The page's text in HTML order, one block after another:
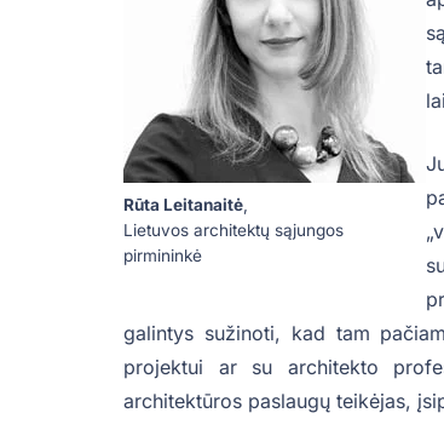
Rūta Leitanaitė
Lietuvos architektų sąjungos
pirmininkė
galintys sužinoti, kad tam
projektui ar su architekto
architektūros paslaugų teikėjas,